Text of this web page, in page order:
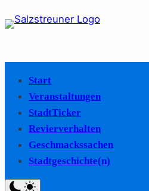
Start
Veranstaltungen
StadtTicker
Revierverhalten
Geschmackssachen
Stadtgeschichte(n)